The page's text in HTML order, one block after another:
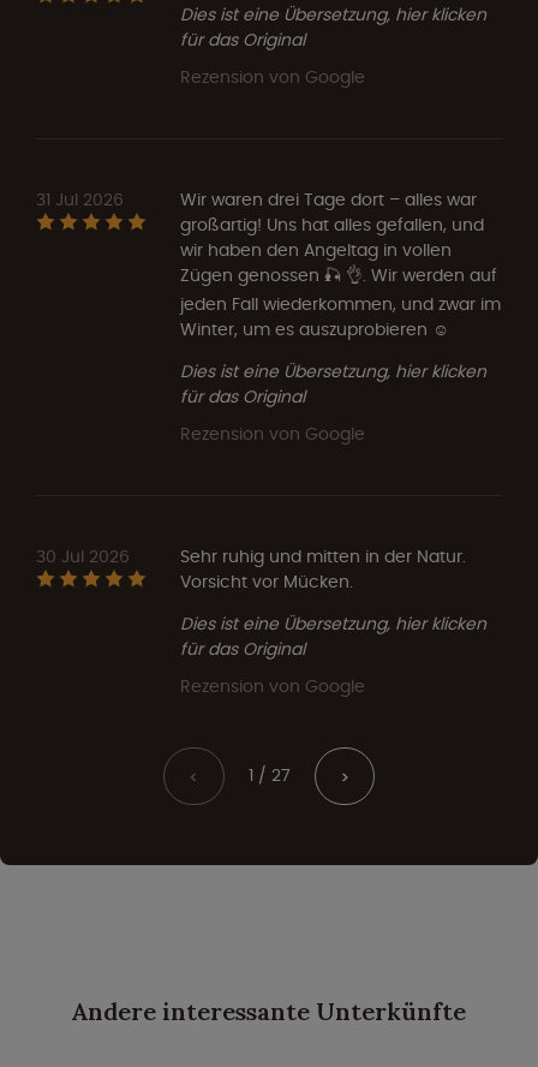
Dies ist eine Übersetzung, hier klicken
für das Original
Rezension von Google
31 Jul 2026
Wir waren drei Tage dort – alles war
großartig! Uns hat alles gefallen, und
wir haben den Angeltag in vollen
Zügen genossen 🎣 👌. Wir werden auf
jeden Fall wiederkommen, und zwar im
Winter, um es auszuprobieren ☺️
Dies ist eine Übersetzung, hier klicken
für das Original
Rezension von Google
30 Jul 2026
Sehr ruhig und mitten in der Natur.
Vorsicht vor Mücken.
Dies ist eine Übersetzung, hier klicken
für das Original
Rezension von Google
< 1 / 27 >
Andere interessante Unterkünfte